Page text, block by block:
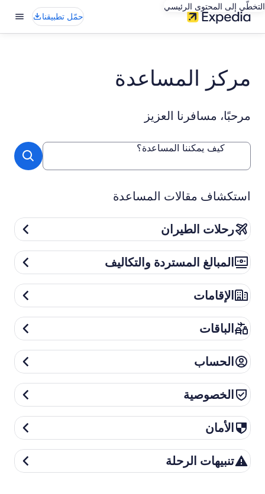
التخطّي إلى المحتوى الرئيسي
حمّل تطبيقنا
مركز المساعدة
مرحبًا، مسافرنا العزيز
كيف يمكننا المساعدة؟
استكشاف مقالات المساعدة
رحلات الطيران
رحلات الطيران
المبالغ المستردة والتكاليف
المبالغ المستردة والتكاليف
الإقاماتالإقامات
الباقاتالباقات
الحسابالحساب
الخصوصيةالخصوصية
الأمانالأمان
تنبيهات الرحلة
تنبيهات الرحلة